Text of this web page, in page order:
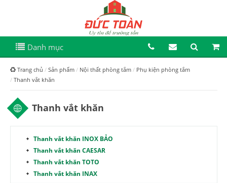
Danh mục
Trang chủ Sản phẩm Nội thất phòng tắm
Phụ kiện phòng tắm
Thanh vắt khăn
Thanh vắt khăn
Thanh vắt khăn INOX BẢO
Thanh vắt khăn CAESAR
Thanh vắt khăn TOTO
Thanh vắt khăn INAX